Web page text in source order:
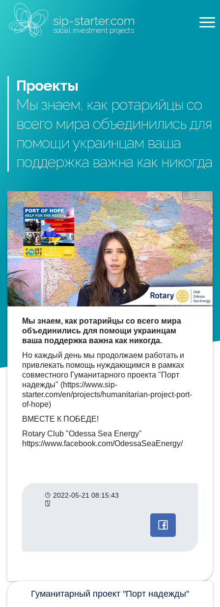
sip-starter.com
social investment projects
Проекты
Мы знаем, как ротарийцы со
всего мира объединились для
помощи украинцам ваша
поддержка важна как никогда
Мы знаем, как ротарийцы со всего мира
объединились для помощи украинцам
ваша поддержка важна как никогда.
Но каждый день мы продолжаем работать и
привлекать помощь нуждающимся в рамках
совместного Гуманитарного проекта "Порт
надежды" (https://www.sip-
starter.com/en/projects/humanitarian-project-port-
of-hope)
ВМЕСТЕ К ПОБЕДЕ!
Rotary Club "Odessa Sea Energy"
https://www.facebook.com/OdessaSeaEnergy/
2022-05-21 08:15:43
Гуманитарный проект "Порт надежды"